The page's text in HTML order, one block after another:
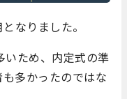
なりました。
いため、内定式の準
多かったのではな